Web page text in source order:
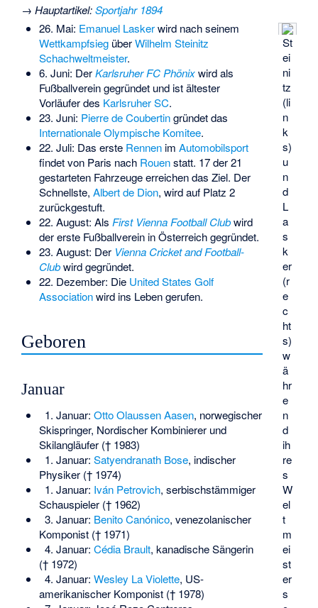
→Hauptartikel:Sportjahr 1894
St
ei
ni
tz
(li
n
k
s)
u
n
d
L
a
s
k
er
(r
e
c
ht
s)
w
ä
hr
e
n
d
ih
re
s
W
el
t
m
ei
st
er
s
26. Mai: Emanuel Laskerwird nach seinem
WettkampfsiegüberWilhelm Steinitz
Schachweltmeister.
6. Juni: DerKarlsruher FC Phönixwird als
Fußballverein gegründet und ist ältester
Vorläufer des Karlsruher SC.
23. Juni: Pierre de Coubertingründet das
Internationale Olympische Komitee.
22. Juli: Das erste Rennenim Automobilsport
findet von Paris nach Rouenstatt. 17 der 21
gestarteten Fahrzeuge erreichen das Ziel. Der
Schnellste, Albert de Dion, wird auf Platz 2
zurückgestuft.
22. August: Als First Vienna Football Clubwird
der erste Fußballverein in Österreich gegründet.
23. August: Der Vienna Cricket and Football-
Clubwird gegründet.
22. Dezember: Die United States Golf
Associationwird ins Leben gerufen.
Geboren
Januar
1. Januar: Otto Olaussen Aasen, norwegischer
Skispringer, Nordischer Kombinierer und
Skilangläufer († 1983)
1. Januar: Satyendranath Bose, indischer
Physiker († 1974)
1. Januar: Iván Petrovich, serbischstämmiger
Schauspieler († 1962)
3. Januar: Benito Canónico, venezolanischer
Komponist († 1971)
4. Januar: Cédia Brault, kanadische Sängerin
(† 1972)
4. Januar: Wesley La Violette, US-
amerikanischer Komponist († 1978)